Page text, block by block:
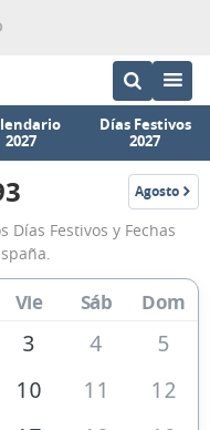
2027
Días Festivos
2027
Agosto
2093
Días Festivos y Fechas
Vie Sáb Dom
3 4
5
10 11
12